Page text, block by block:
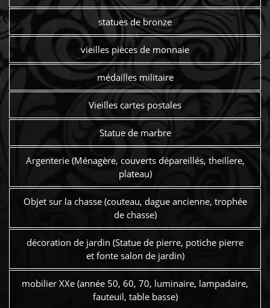
statues de bronze
vieilles pièces de monnaie
médailles militaire
Vieilles cartes postales
Statue de marbre
Argenterie (Ménagère, couverts dépareillés, theillere,
plateau)
Objet sur la chasse (couteau, dague ancienne, trophée
de chasse)
décoration de jardin (Statue de pierre, potiche pierre
et fonte salon de jardin)
mobilier XXe (année 50, 60, 70, luminaire, lampadaire,
fauteuil, table basse)